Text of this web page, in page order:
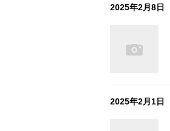
2025年2月8日
2025年2月1日